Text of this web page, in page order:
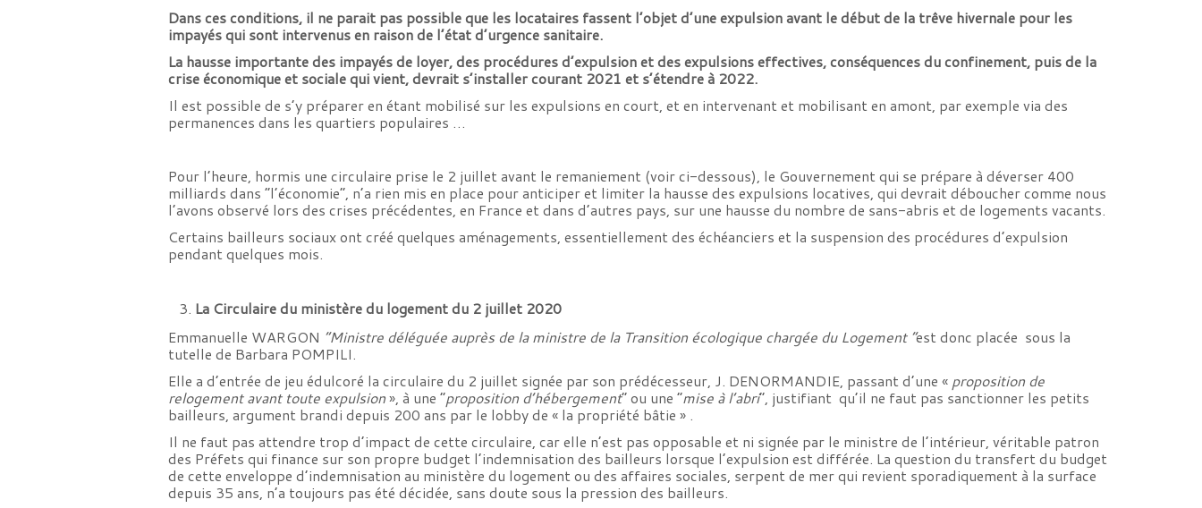
Dans ces conditions, il ne parait pas possible que les locataires fassent l’objet d’une expulsion avant le début de la trêve hivernale pour les
impayés qui sont intervenus en raison de l’état d’urgence sanitaire.
La hausse importante des impayés de loyer, des procédures d’expulsion et des expulsions effectives, conséquences du confinement, puis de la
crise économique et sociale qui vient, devrait s’installer courant 2021 et s’étendre à 2022.
Il est possible de s’y préparer en étant mobilisé sur les expulsions en court, et en intervenant et mobilisant en amont, par exemple via des
permanences dans les quartiers populaires …
Pour l’heure, hormis une circulaire prise le 2 juillet avant le remaniement (voir ci-dessous), le Gouvernement qui se prépare à déverser 400
milliards dans “l’économie”, n’a rien mis en place pour anticiper et limiter la hausse des expulsions locatives, qui devrait déboucher comme nous
l’avons observé lors des crises précédentes, en France et dans d’autres pays, sur une hausse du nombre de sans-abris et de logements vacants.
Certains bailleurs sociaux ont créé quelques aménagements, essentiellement des échéanciers et la suspension des procédures d’expulsion
pendant quelques mois.
La Circulaire du ministère du logement du 2 juillet 2020
Emmanuelle WARGON “Ministre déléguée auprès de la ministre de la Transition écologique chargée du Logement “est donc placée sous la
tutelle de Barbara POMPILI.
Elle a d’entrée de jeu édulcoré la circulaire du 2 juillet signée par son prédécesseur, J. DENORMANDIE, passant d’une « proposition de
relogement avant toute expulsion», à une “proposition d’hébergement” ou une “mise à l’abri“, justifiant qu’il ne faut pas sanctionner les petits
bailleurs, argument brandi depuis 200 ans par le lobby de « la propriété bâtie » .
Il ne faut pas attendre trop d’impact de cette circulaire, car elle n’est pas opposable et ni signée par le ministre de l’intérieur, véritable patron
des Préfets qui finance sur son propre budget l’indemnisation des bailleurs lorsque l’expulsion est différée. La question du transfert du budget
de cette enveloppe d’indemnisation au ministère du logement ou des affaires sociales, serpent de mer qui revient sporadiquement à la surface
depuis 35 ans, n’a toujours pas été décidée, sans doute sous la pression des bailleurs.